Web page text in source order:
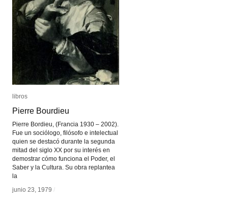
libros
Pierre Bourdieu
Pierre Bordieu, (Francia 1930 – 2002).
Fue un sociólogo, filósofo e intelectual
quien se destacó durante la segunda
mitad del siglo XX por su interés en
demostrar cómo funciona el Poder, el
Saber y la Cultura. Su obra replantea
la
junio 23, 1979 /
libros
Pierre Bourdieu
junio 23, 1979 /